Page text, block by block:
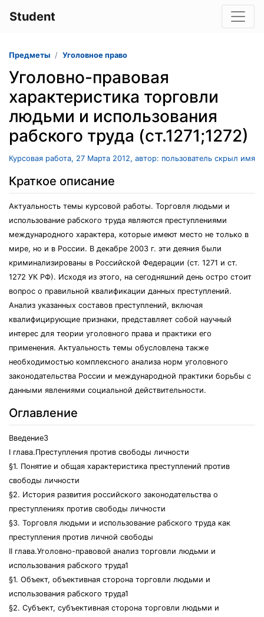
Student
Предметы Уголовное право
Уголовно-правовая
характеристика торговли
людьми и использования
рабского труда (ст.1271;1272)
Курсовая работа, 27 Марта 2012, автор: пользователь скрыл имя
Краткое описание
Актуальность темы курсовой работы. Торговля людьми и
использование рабского труда являются преступлениями
международного характера, которые имеют место не только в
мире, но и в России. В декабре 2003 г. эти деяния были
криминализированы в Российской Федерации (ст. 1271 и ст.
1272 УК РФ). Исходя из этого, на сегодняшний день остро стоит
вопрос о правильной квалификации данных преступлений.
Анализ указанных составов преступлений, включая
квалифицирующие признаки, представляет собой научный
интерес для теории уголовного права и практики его
применения. Актуальность темы обусловлена также
необходимостью комплексного анализа норм уголовного
законодательства России и международной практики борьбы с
данными явлениями социальной действительности.
Оглавление
Введение3
I глава.Преступления против свободы личности
§1. Понятие и общая характеристика преступлений против
свободы личности
§2. История развития российского законодательства о
преступлениях против свободы личности
§3. Торговля людьми и использование рабского труда как
преступления против личной свободы
II глава.Уголовно-правовой анализ торговли людьми и
использования рабского труда1
§1. Объект, объективная сторона торговли людьми и
использования рабского труда1
§2. Субъект, субъективная сторона торговли людьми и